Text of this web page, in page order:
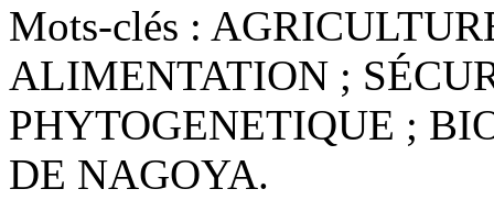
Mots-clés :
ALIMENTATION ;
PHYTOGENETIQUE ;
DE NAGOYA.